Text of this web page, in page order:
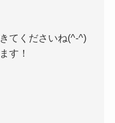
てくださいね(^-^)
す！